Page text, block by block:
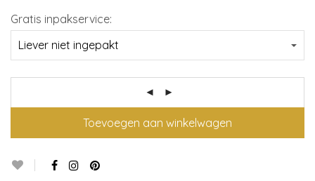
Gratis inpakservice:
Toevoegen aan winkelwagen